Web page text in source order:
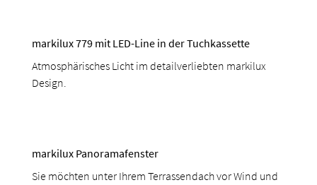
markilux 779 mit LED-Line in der Tuchkassette
Atmosphärisches Licht im detailverliebten markilux
Design.
markilux Panoramafenster
Sie möchten unter Ihrem Terrassendach vor Wind und